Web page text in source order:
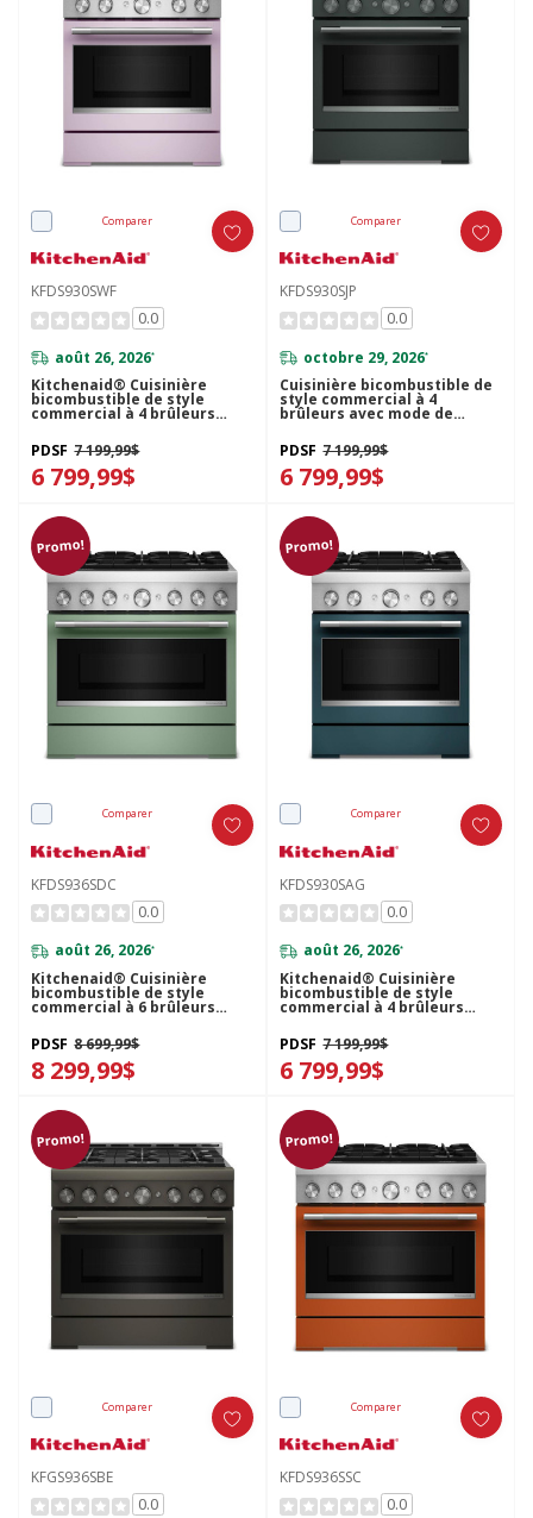
Comparer
KFDS930SWF
0.0
août 26, 2026*
Kitchenaid® Cuisinière
bicombustible de style
commercial à 4 brûleurs
sans préchauffage de 30 po
KFDS930SWF
PDSF 7 199,99$
6 799,99$
Comparer
KFDS930SJP
0.0
octobre 29, 2026*
Cuisinière bicombustible de
style commercial à 4
brûleurs avec mode de
préchauffage KitchenAid®
de 30 po KFDS930SJP
PDSF 7 199,99$
6 799,99$
Promo!
Comparer
KFDS936SDC
0.0
août 26, 2026*
Kitchenaid® Cuisinière
bicombustible de style
commercial à 6 brûleurs
sans préchauffage de 36 po
KFDS936SDC
PDSF 8 699,99$
8 299,99$
Promo!
Comparer
KFDS930SAG
0.0
août 26, 2026*
Kitchenaid® Cuisinière
bicombustible de style
commercial à 4 brûleurs
sans préchauffage de 30 po
KFDS930SAG
PDSF 7 199,99$
6 799,99$
Promo!
Comparer
KFGS936SBE
0.0
Promo!
Comparer
KFDS936SSC
0.0